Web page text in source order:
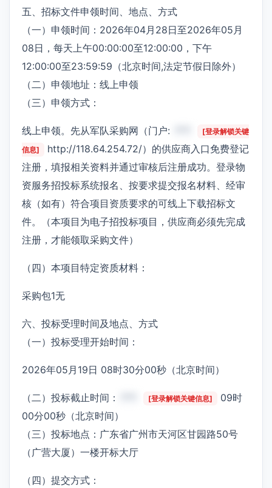
五、招标文件申领时间、地点、方式
（一）申领时间：2026年04月28日至2026年05月
08日，每天上午00:00:00至12:00:00，下午
12:00:00至23:59:59（北京时间,法定节假日除外）
（二）申领地址：线上申领
（三）申领方式：
线上申领。先从军队采购网（门户:
[登录解锁关键
信息]
http://118.64.254.72/）的供应商入口免费登记
注册，填报相关资料并通过审核后注册成功。登录物
资服务招投标系统报名、按要求提交报名材料、经审
核（如有）符合项目资质要求的可线上下载招标文
件。（本项目为电子招投标项目，供应商必须先完成
注册，才能领取采购文件）
（四）本项目特定资质材料：
采购包1无
六、投标受理时间及地点、方式
（一）投标受理开始时间：
2026年05月19日 08时30分00秒（北京时间）
（二）投标截止时间： [登录解锁关键信息]
09时
00分00秒（北京时间）
（三）投标地点：广东省广州市天河区甘园路50号
（广营大厦）一楼开标大厅
（四）提交方式：